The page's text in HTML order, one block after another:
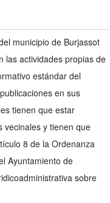
municipio de Burjassot
las actividades propias de
estándar del
en sus
tienen que estar
vecinales y tienen que
8 de la Ordenanza
Ayuntamiento de
sobre